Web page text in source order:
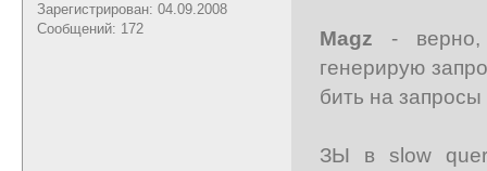
Зарегистрирован: 04.09.2008
Сообщений: 172
Magz - верно,
генерирую
бить на
ЗЫ в slow